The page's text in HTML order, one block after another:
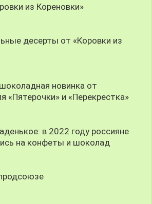
из Кореновки»
десерты от «Коровки из
новинка от
«Пятерочки» и «Перекрестка»
в 2022 году россияне
на конфеты и шоколад